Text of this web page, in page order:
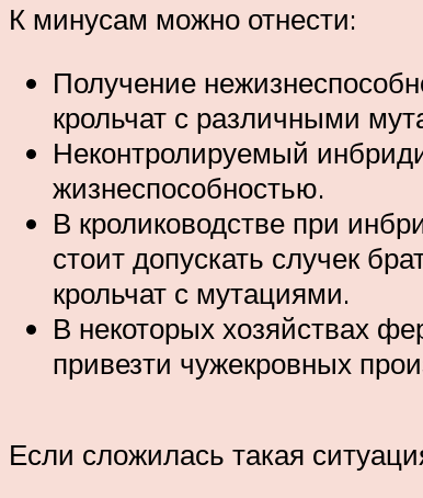
К минусам можно отнести:
Получение
крольчат с различными
Неконтролируемый
жизнеспособностью.
В кролиководстве при
стоит допускать случек
крольчат с мутациями.
В некоторых хозяйствах
привезти чужекровных
Если сложилась такая